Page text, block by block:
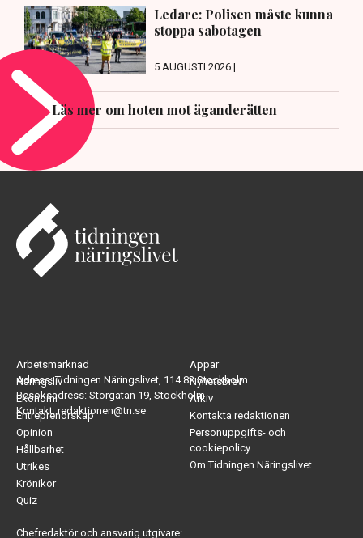
Ledare: Polisen måste kunna
stoppa sabotagen
5 AUGUSTI 2026 |
Läs mer om hoten mot äganderätten
Adress: Tidningen Näringslivet, 114 82 Stockholm
Besöksadress: Storgatan 19, Stockholm
Kontakt: redaktionen@tn.se
Arbetsmarknad
Näringsliv
Ekonomi
Entreprenörskap
Opinion
Hållbarhet
Utrikes
Krönikor
Quiz
Appar
Nyhetsbrev
Arkiv
Kontakta redaktionen
Personuppgifts- och
cookiepolicy
Om Tidningen Näringslivet
Chefredaktör och ansvarig utgivare: